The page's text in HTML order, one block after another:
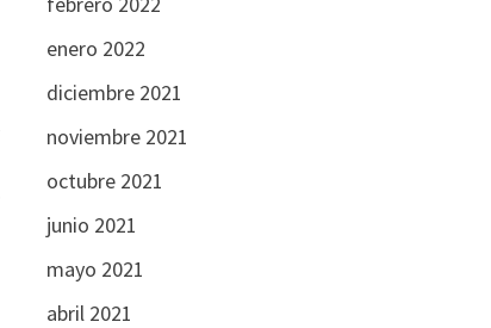
enero 2022
diciembre 2021
noviembre 2021
octubre 2021
junio 2021
mayo 2021
abril 2021